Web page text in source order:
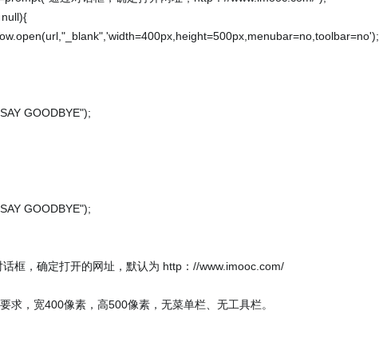
框，确定打开的网址，默认为 http：//www.imooc.com/
求，宽400像素，高500像素，无菜单栏、无工具栏。